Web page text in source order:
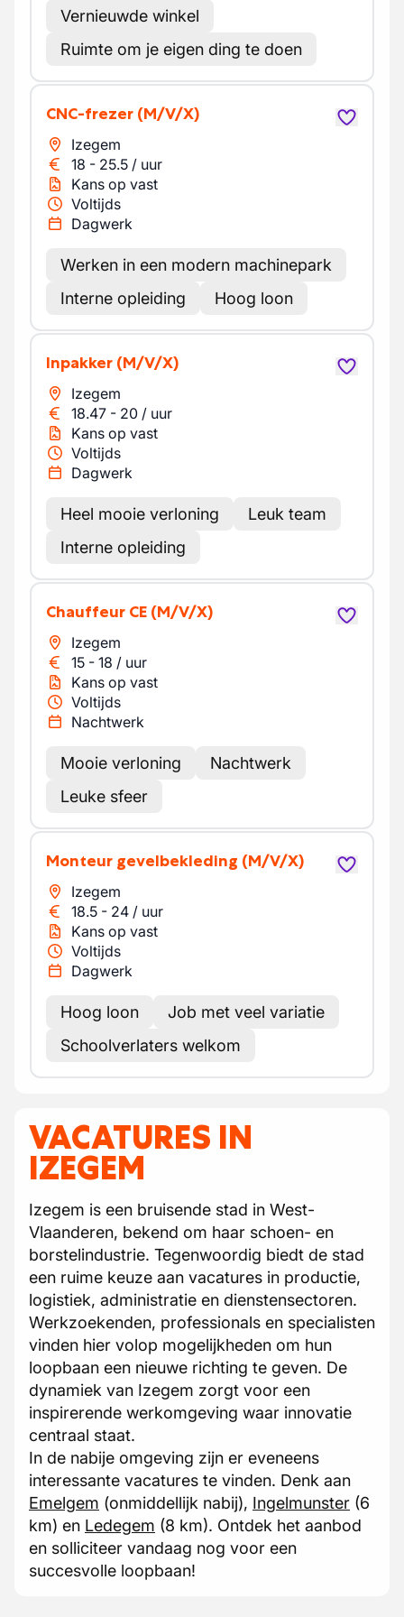
Vernieuwde winkel
Ruimte om je eigen ding te doen
CNC-frezer (M/V/X)
Izegem
18 - 25.5 / uur
Kans op vast
Voltijds
Dagwerk
Werken in een modern machinepark
Interne opleiding
Hoog loon
Inpakker (M/V/X)
Izegem
18.47 - 20 / uur
Kans op vast
Voltijds
Dagwerk
Heel mooie verloning
Leuk team
Interne opleiding
Chauffeur CE (M/V/X)
Izegem
15 - 18 / uur
Kans op vast
Voltijds
Nachtwerk
Mooie verloning
Nachtwerk
Leuke sfeer
Monteur gevelbekleding (M/V/X)
Izegem
18.5 - 24 / uur
Kans op vast
Voltijds
Dagwerk
Hoog loon
Job met veel variatie
Schoolverlaters welkom
VACATURES IN
IZEGEM
Izegem is een bruisende stad in West-
Vlaanderen, bekend om haar schoen- en
borstelindustrie. Tegenwoordig biedt de stad
een ruime keuze aan vacatures in productie,
logistiek, administratie en dienstensectoren.
Werkzoekenden, professionals en specialisten
vinden hier volop mogelijkheden om hun
loopbaan een nieuwe richting te geven. De
dynamiek van Izegem zorgt voor een
inspirerende werkomgeving waar innovatie
centraal staat.
In de nabije omgeving zijn er eveneens
interessante vacatures te vinden. Denk aan
Emelgem (onmiddellijk nabij), Ingelmunster (6
km) en Ledegem (8 km). Ontdek het aanbod
en solliciteer vandaag nog voor een
succesvolle loopbaan!